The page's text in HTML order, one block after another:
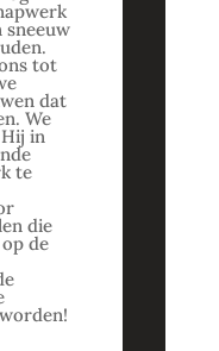
sneeuw
tot
dat
We
in
te
die
de